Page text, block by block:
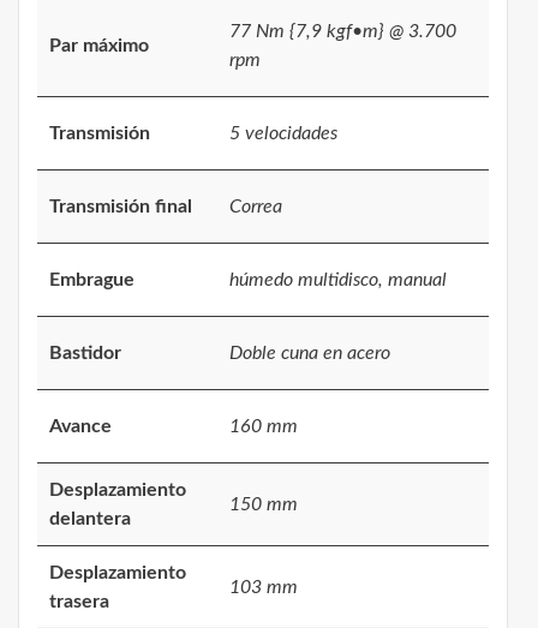
Par máximo
77 Nm {7,9 kgf•m} @ 3.700
rpm
Transmisión 5 velocidades
Transmisión final Correa
Embrague húmedo multidisco, manual
Bastidor Doble cuna en acero
Avance 160 mm
Desplazamiento
delantera
150 mm
Desplazamiento
trasera
103 mm